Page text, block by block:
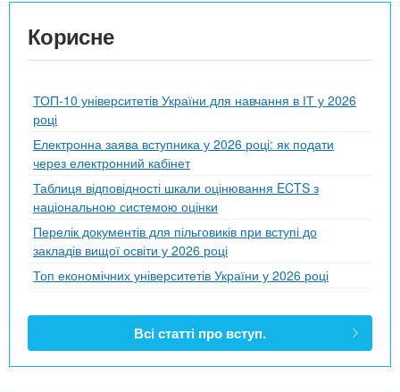
Корисне
ТОП-10 університетів України для навчання в ІТ у 2026
році
Електронна заява вступника у 2026 році: як подати
через електронний кабінет
Таблиця відповідності шкали оцінювання ECTS з
національною системою оцінки
Перелік документів для пільговиків при вступі до
закладів вищої освіти у 2026 році
Топ економічних університетів України у 2026 році
Всі статті про вступ.